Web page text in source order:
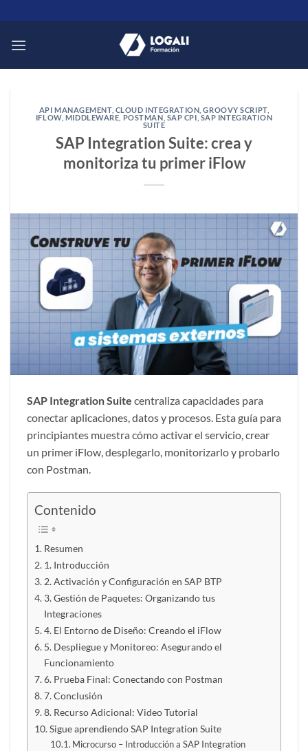
al
contenido
API MANAGEMENT, CLOUD INTEGRATION ,GROOVY SCRIPT,
IFLOW, MIDDLEWARE POSTMAN SAP CPI ,SAP INTEGRATION
SUITE
SAP Integration Suite: crea y
monitoriza tu primer iFlow
SAP Integration Suite centraliza capacidades para
conectar aplicaciones, datos y procesos. Esta guía para
principiantes muestra cómo activar el servicio, crear
un primer iFlow, desplegarlo, monitorizarlo y probarlo
con Postman.
Contenido
Resumen
1. Introducción
2. Activación y Configuración en SAP BTP
3. Gestión de Paquetes: Organizando tus
Integraciones
4. El Entorno de Diseño: Creando el iFlow
5. Despliegue y Monitoreo: Asegurando el
Funcionamiento
6. Prueba Final: Conectando con Postman
7. Conclusión
8. Recurso Adicional: Video Tutorial
Sigue aprendiendo SAP Integration Suite
Microcurso – Introducción a SAP Integration